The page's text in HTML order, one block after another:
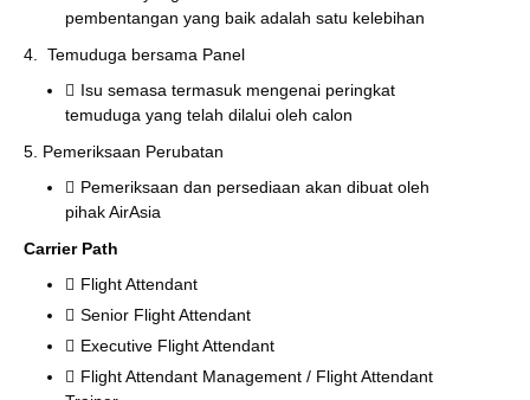
pembentangan yang baik adalah satu kelebihan
4. Temuduga bersama Panel
Isu semasa termasuk mengenai peringkat
temuduga yang telah dilalui oleh calon
5. Pemeriksaan Perubatan
Pemeriksaan dan persediaan akan dibuat oleh
pihak AirAsia
Carrier Path
Flight Attendant
Senior Flight Attendant
Executive Flight Attendant
Flight Attendant Management / Flight Attendant